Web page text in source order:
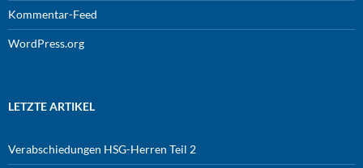
Kommentar-Feed
WordPress.org
LETZTE ARTIKEL
Verabschiedungen HSG-Herren Teil 2